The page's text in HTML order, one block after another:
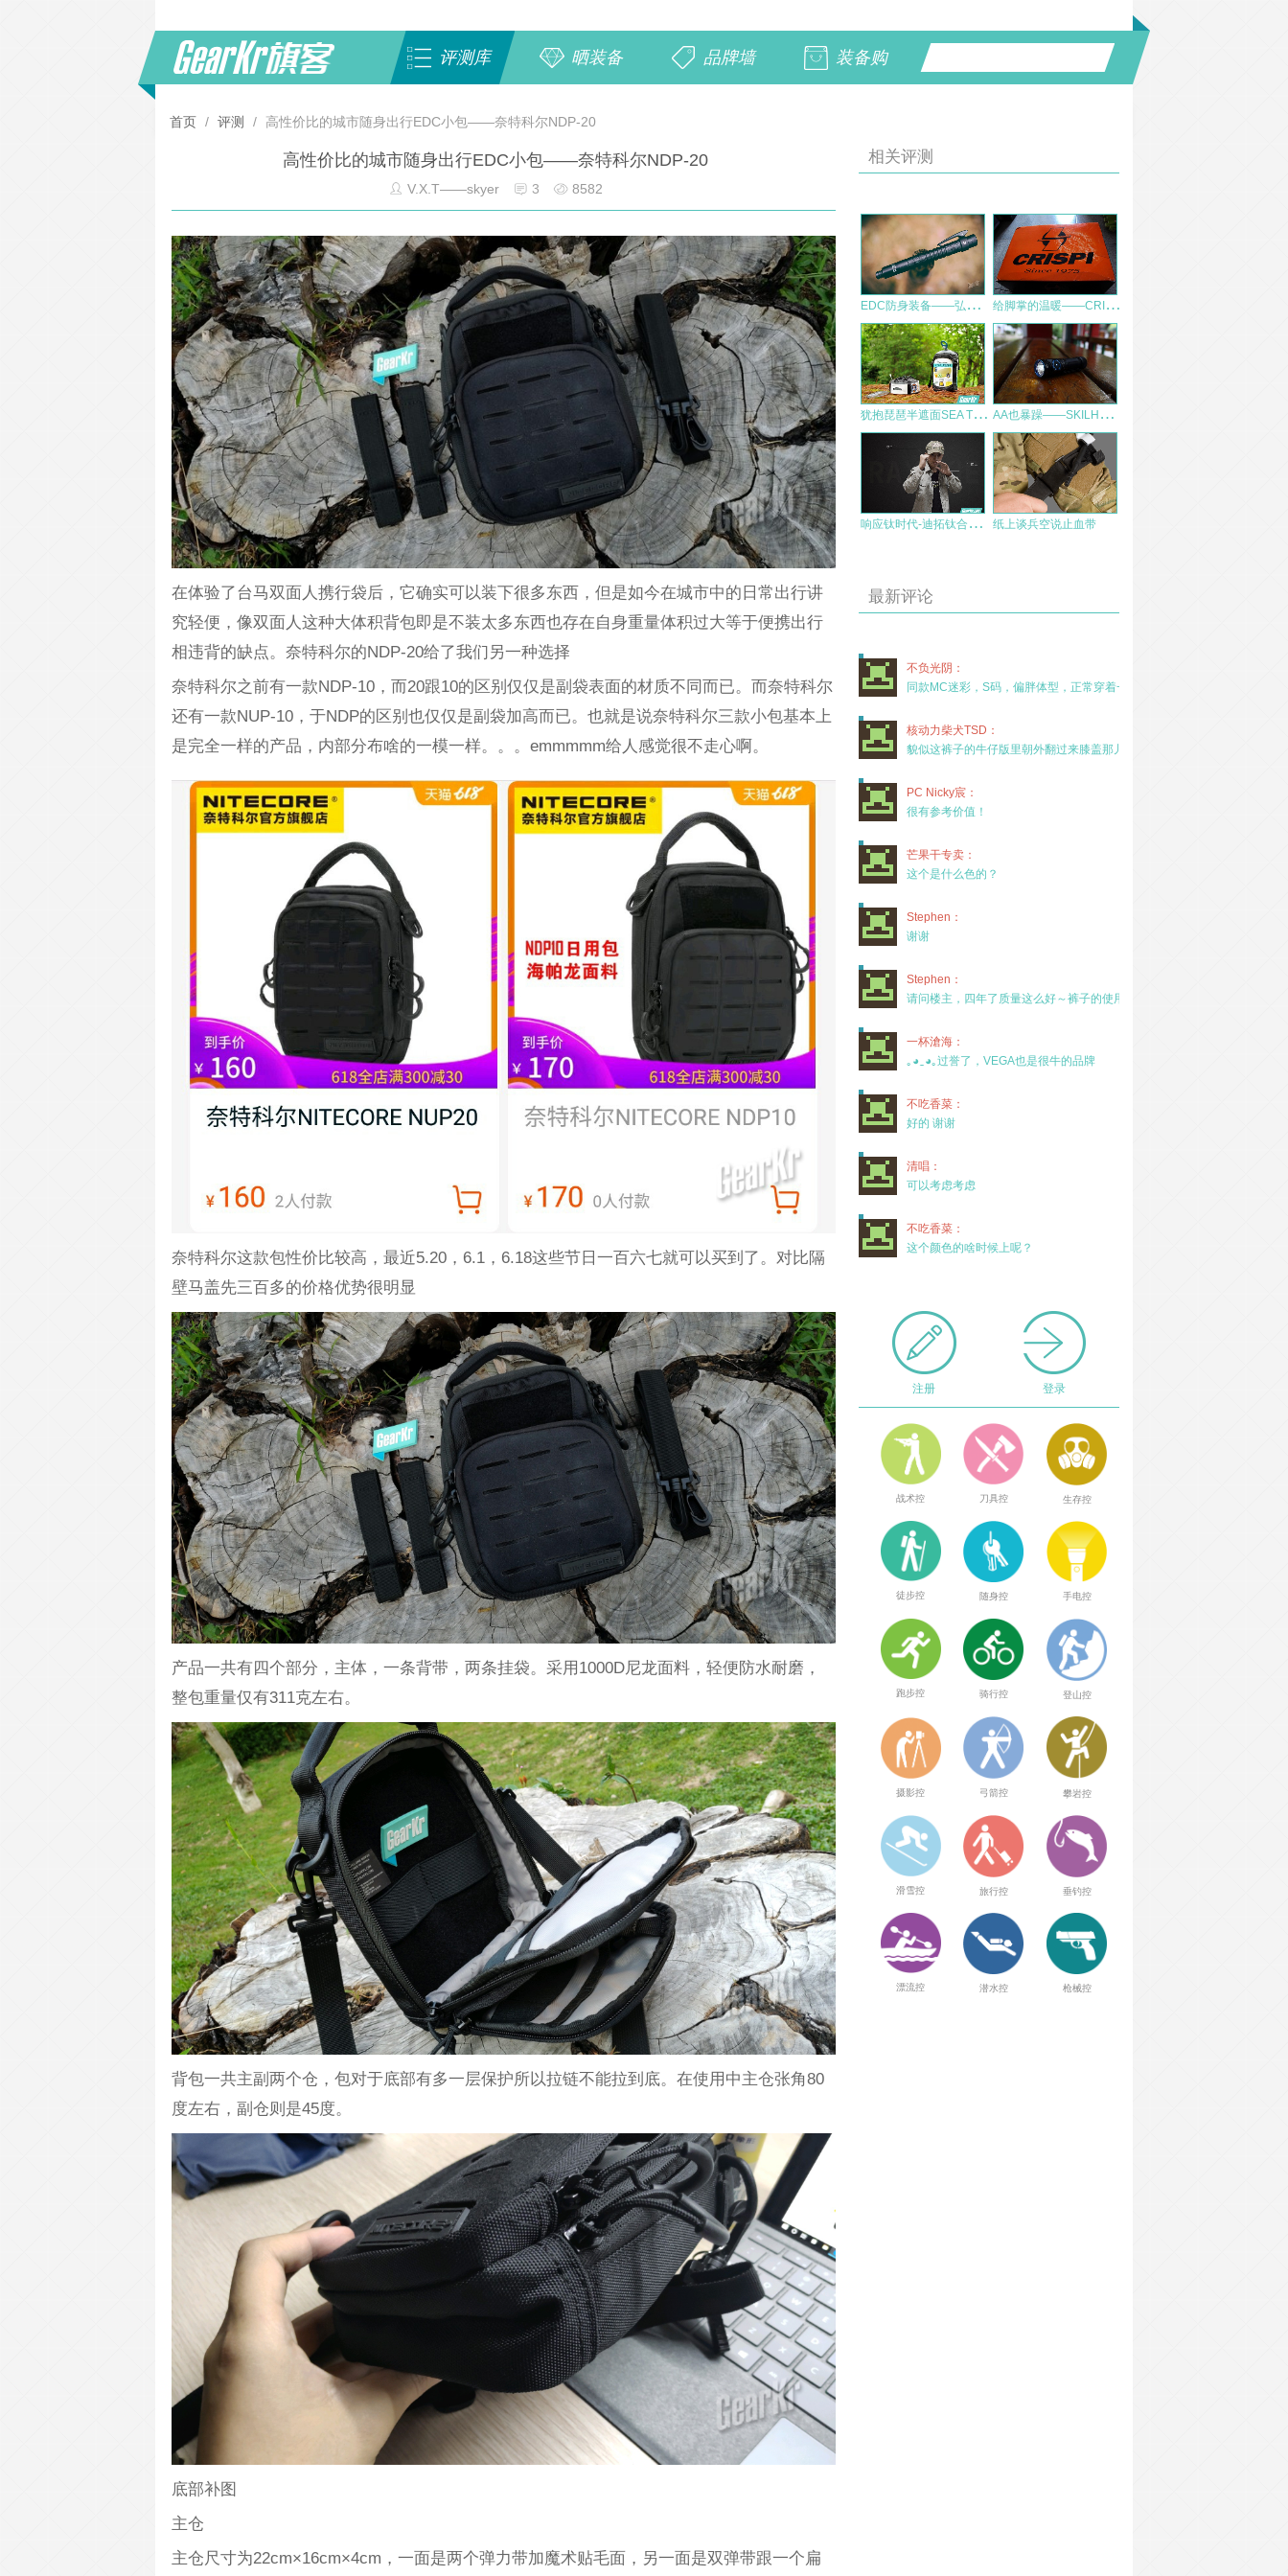
评测库 晒装备 品牌墙 装备购
首页 / 评测 / 高性价比的城市随身出行EDC小包——奈特科尔NDP-20
高性价比的城市随身出行EDC小包——奈特科尔NDP-20
V.X.T——skyer 3 8582
在体验了台马双面人携行袋后，它确实可以装下很多东西，但是如今在城市中的日常出行讲
究轻便，像双面人这种大体积背包即是不装太多东西也存在自身重量体积过大等于便携出行
相违背的缺点。奈特科尔的NDP-20给了我们另一种选择
奈特科尔之前有一款NDP-10，而20跟10的区别仅仅是副袋表面的材质不同而已。而奈特科尔
还有一款NUP-10，于NDP的区别也仅仅是副袋加高而已。也就是说奈特科尔三款小包基本上
是完全一样的产品，内部分布啥的一模一样。。。emmmmm给人感觉很不走心啊。
奈特科尔这款包性价比较高，最近5.20，6.1，6.18这些节日一百六七就可以买到了。对比隔
壁马盖先三百多的价格优势很明显
产品一共有四个部分，主体，一条背带，两条挂袋。采用1000D尼龙面料，轻便防水耐磨，
整包重量仅有311克左右。
背包一共主副两个仓，包对于底部有多一层保护所以拉链不能拉到底。在使用中主仓张角80
度左右，副仓则是45度。
底部补图
主仓
主仓尺寸为22cm×16cm×4cm，一面是两个弹力带加魔术贴毛面，另一面是双弹带跟一个扁
相关评测
E
DC防身装备——弘安保罗机械特工2.0 给
脚掌的温暖——CRISPI MONACO GTX徒步鞋测评报告
犹
抱琵琶半遮面SEA TO SUMMIT Ultralight Hammock轻薄型吊床试搭体验 A
A也暴躁——SKILHUNT思凯特 M150小直评测
响
应钛时代-迪拓钛合金战术笔简评 纸上谈兵空说止血带
最新评论
不负光阴：
同款MC迷彩，S码，偏胖体型，正常穿着一年半，没
核动力柴犬TSD：
貌似这裤子的牛仔版里朝外翻过来膝盖那儿有放护膝的
PC Nicky宸：
很有参考价值！
芒果干专卖：
这个是什么色的？
Stephen：
谢谢
Stephen：
请问楼主，四年了质量这么好～裤子的使用率高吗？
一杯滄海：
｡◕‿◕｡过誉了，VEGA也是很牛的品牌
不吃香菜：
好的 谢谢
清唱：
可以考虑考虑
不吃香菜：
这个颜色的啥时候上呢？
注册 登录
战术控 刀具控 生存控
徒步控 随身控 手电控
跑步控 骑行控 登山控
摄影控 弓箭控 攀岩控
滑雪控 旅行控 垂钓控
漂流控 潜水控 枪械控